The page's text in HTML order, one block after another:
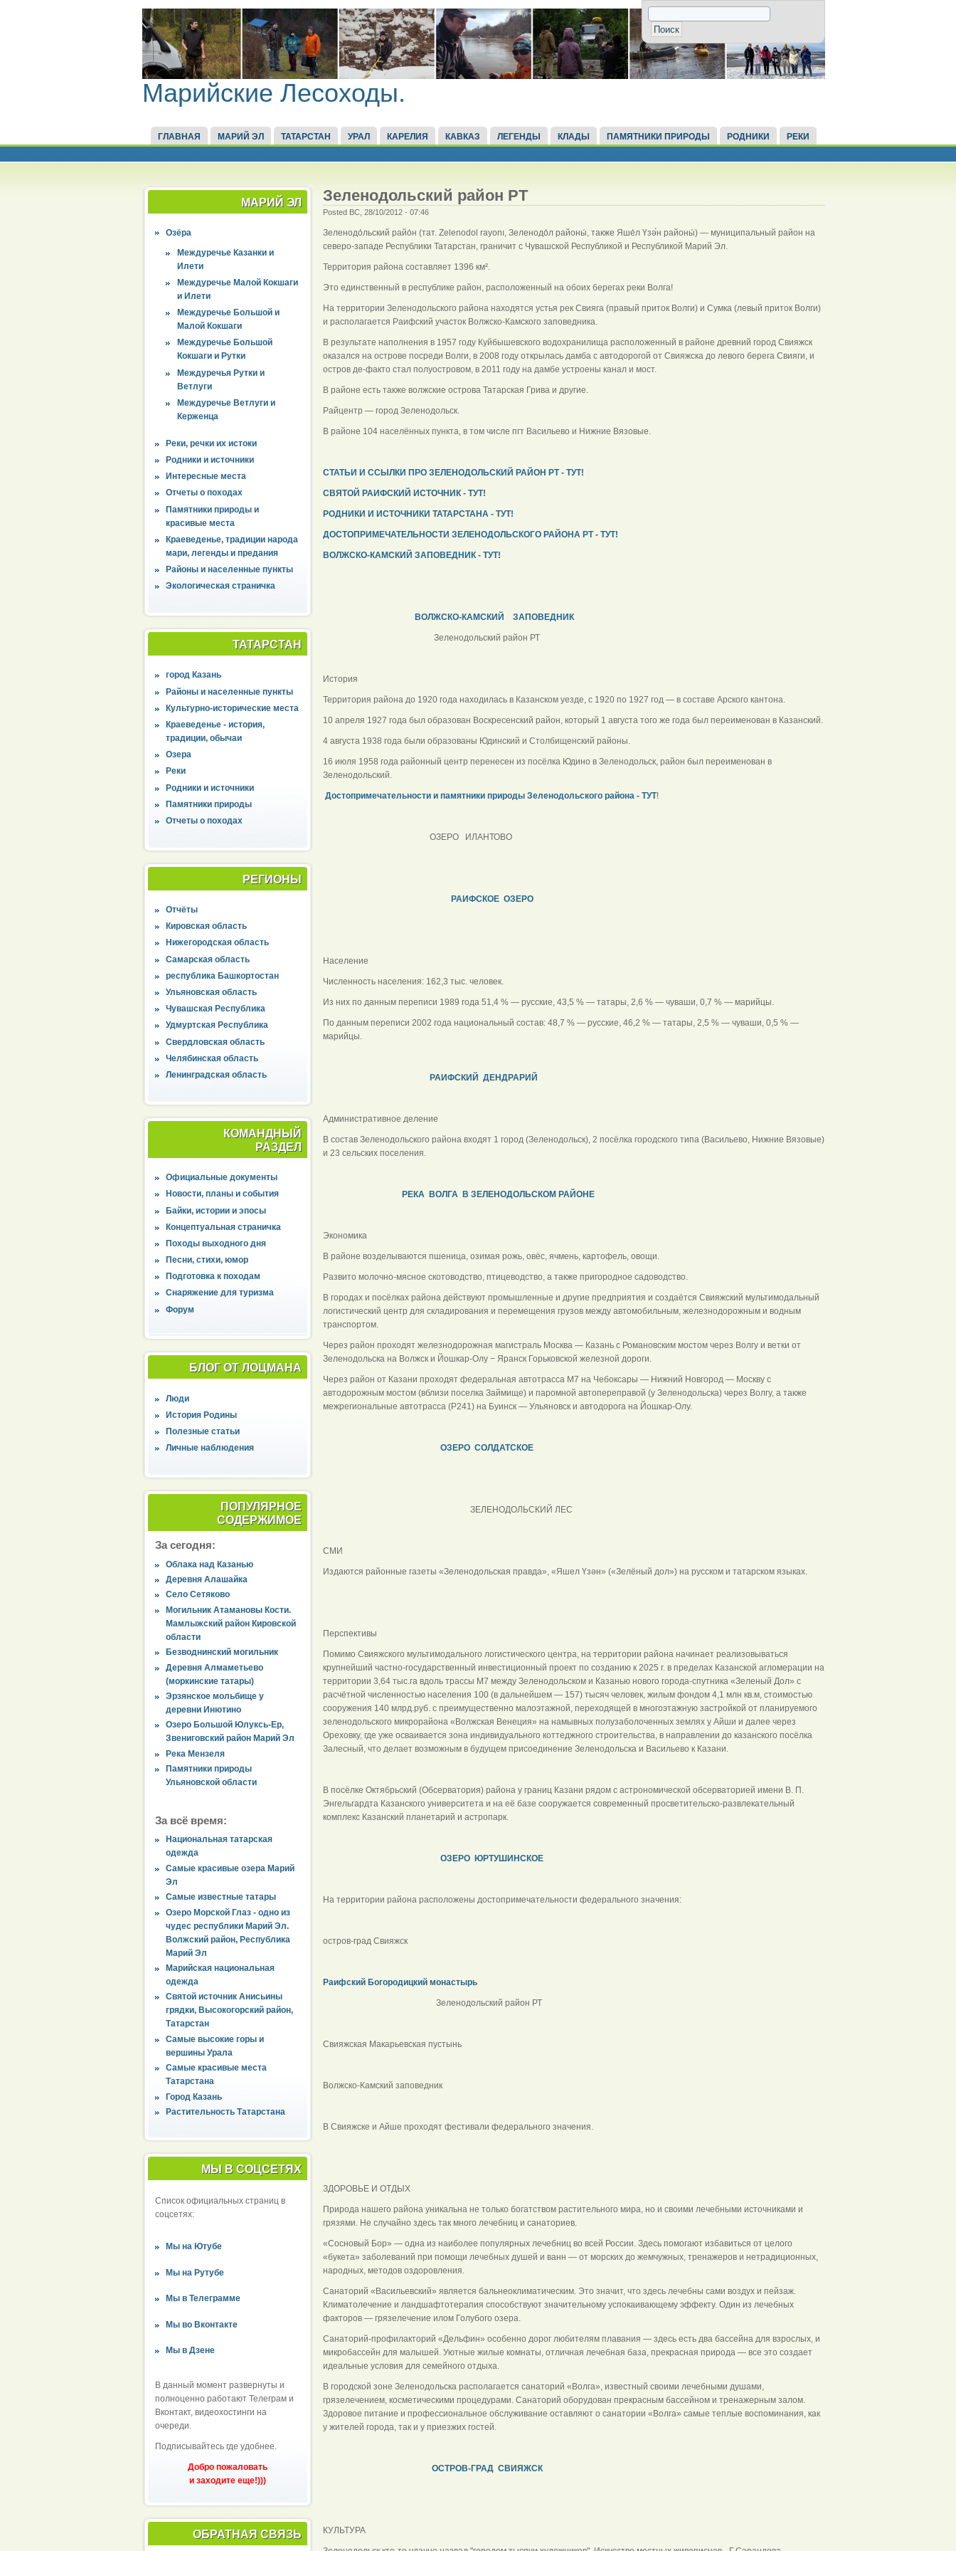
Марийские Лесоходы.
ГЛАВНАЯ МАРИЙ ЭЛ ТАТАРСТАН УРАЛ КАРЕЛИЯ КАВКАЗ ЛЕГЕНДЫ КЛАДЫ ПАМЯТНИКИ ПРИРОДЫ РОДНИКИ РЕКИ
МАРИЙ ЭЛ
Озёра
Междуречье Казанки и
Илети
Междуречье Малой Кокшаги
и Илети
Междуречье Большой и
Малой Кокшаги
Междуречье Большой
Кокшаги и Рутки
Междуречья Рутки и
Ветлуги
Междуречье Ветлуги и
Керженца
Реки, речки их истоки
Родники и источники
Интересные места
Отчеты о походах
Памятники природы и
красивые места
Краеведенье, традиции народа
мари, легенды и предания
Районы и населенные пункты
Экологическая страничка
ТАТАРСТАН
город Казань
Районы и населенные пункты
Культурно-исторические места
Краеведенье - история,
традиции, обычаи
Озера
Реки
Родники и источники
Памятники природы
Отчеты о походах
РЕГИОНЫ
Отчёты
Кировская область
Нижегородская область
Самарская область
республика Башкортостан
Ульяновская область
Чувашская Республика
Удмуртская Республика
Свердловская область
Челябинская область
Ленинградская область
КОМАНДНЫЙ
РАЗДЕЛ
Официальные документы
Новости, планы и события
Байки, истории и эпосы
Концептуальная страничка
Походы выходного дня
Песни, стихи, юмор
Подготовка к походам
Снаряжение для туризма
Форум
БЛОГ ОТ ЛОЦМАНА
Люди
История Родины
Полезные статьи
Личные наблюдения
ПОПУЛЯРНОЕ
СОДЕРЖИМОЕ
За сегодня:
Облака над Казанью
Деревня Алашайка
Село Сетяково
Могильник Атамановы Кости.
Мамлыжский район Кировской
области
Безводнинский могильник
Деревня Алмаметьево
(моркинские татары)
Эрзянское мольбище у
деревни Инютино
Озеро Большой Юлуксь-Ер,
Звениговский район Марий Эл
Река Мензеля
Памятники природы
Ульяновской области
За всё время:
Национальная татарская
одежда
Самые красивые озера Марий
Эл
Самые известные татары
Озеро Морской Глаз - одно из
чудес республики Марий Эл.
Волжский район, Республика
Марий Эл
Марийская национальная
одежда
Святой источник Анисьины
грядки, Высокогорский район,
Татарстан
Самые высокие горы и
вершины Урала
Самые красивые места
Татарстана
Город Казань
Растительность Татарстана
МЫ В СОЦСЕТЯХ
Список официальных страниц в
соцсетях:
Мы на Ютубе
Мы на Рутубе
Мы в Телеграмме
Мы во Вконтакте
Мы в Дзене
В данный момент развернуты и
полноценно работают Телеграм и
Вконтакт, видеохостинги на
очереди.
Подписывайтесь где удобнее.
Добро пожаловать
и заходите еще!)))
ОБРАТНАЯ СВЯЗЬ
Зеленодольский район РТ
Posted ВС, 28/10/2012 - 07:46
Зеленодо́льский райо́н (тат. Zelenodol rayonı, Зеленодо́л районы́, также Яше́л Үзә́н районы́) — муниципальный район на
северо-западе Республики Татарстан, граничит с Чувашской Республикой и Республикой Марий Эл.
Территория района составляет 1396 км².
Это единственный в республике район, расположенный на обоих берегах реки Волга!
На территории Зеленодольского района находятся устья рек Свияга (правый приток Волги) и Сумка (левый приток Волги)
и располагается Раифский участок Волжско-Камского заповедника.
В результате наполнения в 1957 году Куйбышевского водохранилища расположенный в районе древний город Свияжск
оказался на острове посреди Волги, в 2008 году открылась дамба с автодорогой от Свияжска до левого берега Свияги, и
остров де-факто стал полуостровом, в 2011 году на дамбе устроены канал и мост.
В районе есть также волжские острова Татарская Грива и другие.
Райцентр — город Зеленодольск.
В районе 104 населённых пункта, в том числе пгт Васильево и Нижние Вязовые.
СТАТЬИ И ССЫЛКИ ПРО ЗЕЛЕНОДОЛЬСКИЙ РАЙОН РТ - ТУТ!
СВЯТОЙ РАИФСКИЙ ИСТОЧНИК - ТУТ!
РОДНИКИ И ИСТОЧНИКИ ТАТАРСТАНА - ТУТ!
ДОСТОПРИМЕЧАТЕЛЬНОСТИ ЗЕЛЕНОДОЛЬСКОГО РАЙОНА РТ - ТУТ!
ВОЛЖСКО-КАМСКИЙ ЗАПОВЕДНИК - ТУТ!
ВОЛЖСКО-КАМСКИЙ ЗАПОВЕДНИК
Зеленодольский район РТ
История
Территория района до 1920 года находилась в Казанском уезде, с 1920 по 1927 год — в составе Арского кантона.
10 апреля 1927 года был образован Воскресенский район, который 1 августа того же года был переименован в Казанский.
4 августа 1938 года были образованы Юдинский и Столбищенский районы.
16 июля 1958 года районный центр перенесен из посёлка Юдино в Зеленодольск, район был переименован в
Зеленодольский.
Достопримечательности и памятники природы Зеленодольского района - ТУТ!
ОЗЕРО ИЛАНТОВО
РАИФСКОЕ ОЗЕРО
Население
Численность населения: 162,3 тыс. человек.
Из них по данным переписи 1989 года 51,4 % — русские, 43,5 % — татары, 2,6 % — чуваши, 0,7 % — марийцы.
По данным переписи 2002 года национальный состав: 48,7 % — русские, 46,2 % — татары, 2,5 % — чуваши, 0,5 % —
марийцы.
РАИФСКИЙ ДЕНДРАРИЙ
Административное деление
В состав Зеленодольского района входят 1 город (Зеленодольск), 2 посёлка городского типа (Васильево, Нижние Вязовые)
и 23 сельских поселения.
РЕКА ВОЛГА В ЗЕЛЕНОДОЛЬСКОМ РАЙОНЕ
Экономика
В районе возделываются пшеница, озимая рожь, овёс, ячмень, картофель, овощи.
Развито молочно-мясное скотоводство, птицеводство, а также пригородное садоводство.
В городах и посёлках района действуют промышленные и другие предприятия и создаётся Свияжский мультимодальный
логистический центр для складирования и перемещения грузов между автомобильным, железнодорожным и водным
транспортом.
Через район проходят железнодорожная магистраль Москва — Казань с Романовским мостом через Волгу и ветки от
Зеленодольска на Волжск и Йошкар-Олу − Яранск Горьковской железной дороги.
Через район от Казани проходят федеральная автотрасса М7 на Чебоксары — Нижний Новгород — Москву с
автодорожным мостом (вблизи поселка Займище) и паромной автопереправой (у Зеленодольска) через Волгу, а также
межрегиональные автотрасса (Р241) на Буинск — Ульяновск и автодорога на Йошкар-Олу.
ОЗЕРО СОЛДАТСКОЕ
ЗЕЛЕНОДОЛЬСКИЙ ЛЕС
СМИ
Издаются районные газеты «Зеленодольская правда», «Яшел Үзән» («Зелёный дол») на русском и татарском языках.
Перспективы
Помимо Свияжского мультимодального логистического центра, на территории района начинает реализовываться
крупнейший частно-государственный инвестиционный проект по созданию к 2025 г. в пределах Казанской агломерации на
территории 3,64 тыс.га вдоль трассы М7 между Зеленодольском и Казанью нового города-спутника «Зеленый Дол» с
расчётной численностью населения 100 (в дальнейшем — 157) тысяч человек, жилым фондом 4,1 млн кв.м, стоимостью
сооружения 140 млрд.руб. с преимущественно малоэтажной, переходящей в многоэтажную застройкой от планируемого
зеленодольского микрорайона «Волжская Венеция» на намывных полузаболоченных землях у Айши и далее через
Ореховку, где уже осваивается зона индивидуального коттеджного строительства, в направлении до казанского посёлка
Залесный, что делает возможным в будущем присоединение Зеленодольска и Васильево к Казани.
В посёлке Октябрьский (Обсерватория) района у границ Казани рядом с астрономической обсерваторией имени В. П.
Энгельгардта Казанского университета и на её базе сооружается современный просветительско-развлекательный
комплекс Казанский планетарий и астропарк.
ОЗЕРО ЮРТУШИНСКОЕ
На территории района расположены достопримечательности федерального значения:
остров-град Свияжск
Раифский Богородицкий монастырь
Зеленодольский район РТ
Свияжская Макарьевская пустынь
Волжско-Камский заповедник
В Свияжске и Айше проходят фестивали федерального значения.
ЗДОРОВЬЕ И ОТДЫХ
Природа нашего района уникальна не только богатством растительного мира, но и своими лечебными источниками и
грязями. Не случайно здесь так много лечебниц и санаториев.
«Сосновый Бор» — одна из наиболее популярных лечебниц во всей России. Здесь помогают избавиться от целого
«букета» заболеваний при помощи лечебных душей и ванн — от морских до жемчужных, тренажеров и нетрадиционных,
народных, методов оздоровления.
Санаторий «Васильевский» является бальнеоклиматическим. Это значит, что здесь лечебны сами воздух и пейзаж.
Климатолечение и ландшафтотерапия способствуют значительному успокаивающему эффекту. Один из лечебных
факторов — грязелечение илом Голубого озера.
Санаторий-профилакторий «Дельфин» особенно дорог любителям плавания — здесь есть два бассейна для взрослых, и
микробассейн для малышей. Уютные жилые комнаты, отличная лечебная база, прекрасная природа — все это создает
идеальные условия для семейного отдыха.
В городской зоне Зеленодольска располагается санаторий «Волга», известный своими лечебными душами,
грязелечением, косметическими процедурами. Санаторий оборудован прекрасным бассейном и тренажерным залом.
Здоровое питание и профессиональное обслуживание оставляют о санатории «Волга» самые теплые воспоминания, как
у жителей города, так и у приезжих гостей.
ОСТРОВ-ГРАД СВИЯЖСК
КУЛЬТУРА